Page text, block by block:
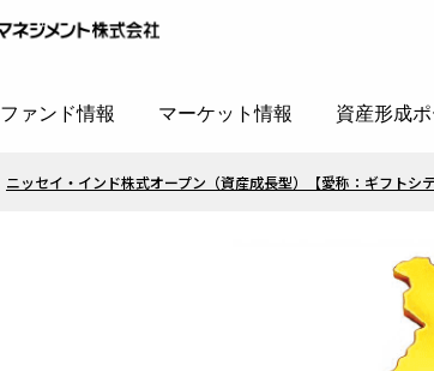
ファンド情報 マーケット情報 資産形成
ニッセイ・インド株式オープン（資産成長型）【愛称：ギフトシテ